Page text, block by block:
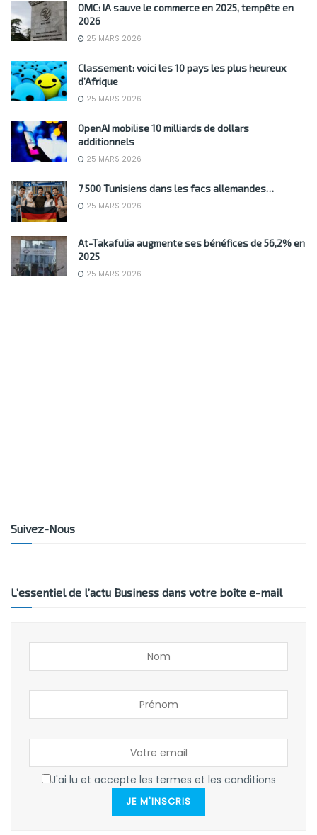
OMC: IA sauve le commerce en 2025, tempête en
2026
25 MARS 2026
Classement: voici les 10 pays les plus heureux
d’Afrique
25 MARS 2026
OpenAI mobilise 10 milliards de dollars
additionnels
25 MARS 2026
7 500 Tunisiens dans les facs allemandes…
25 MARS 2026
At-Takafulia augmente ses bénéfices de 56,2% en
2025
25 MARS 2026
Suivez-Nous
L’essentiel de l’actu Business dans votre boîte e-mail
J'ai lu et accepte les termes et les conditions
JE M'INSCRIS